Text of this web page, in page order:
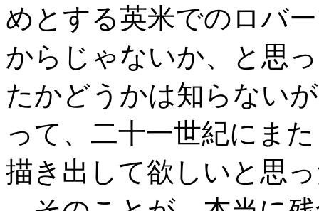
めとする英米でのロバ
からじゃないか、と思
たかどうかは知らない
って、二十一世紀にま
描き出して欲しいと思